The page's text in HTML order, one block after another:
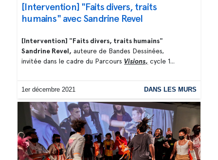
[Intervention] "Faits divers, traits
humains" avec Sandrine Revel
[Intervention] "Faits divers, traits humains"
Sandrine Revel, auteure de Bandes Dessinées,
invitée dans le cadre du ParcoursVisions, cycle 1...
1er décembre 2021 DANS LES MURS